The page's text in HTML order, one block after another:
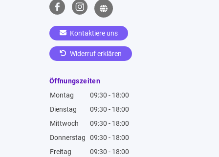
Kontaktiere uns
Widerruf erklären
Öffnungszeiten
Montag
09:30 - 18:00
Dienstag
09:30 - 18:00
Mittwoch
09:30 - 18:00
Donnerstag
09:30 - 18:00
Freitag
09:30 - 18:00